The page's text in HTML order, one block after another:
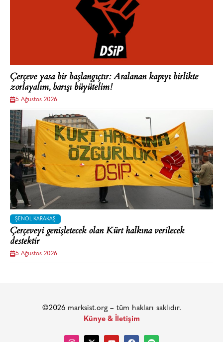
Çerçeve yasa bir başlangıçtır: Aralanan kapıyı birlikte
zorlayalım, barışı büyütelim!
5 Ağustos 2026
ŞENOL KARAKAŞ
Çerçeveyi genişletecek olan Kürt halkına verilecek
destektir
5 Ağustos 2026
©2026 marksist.org – tüm hakları saklıdır.
Künye & İletişim